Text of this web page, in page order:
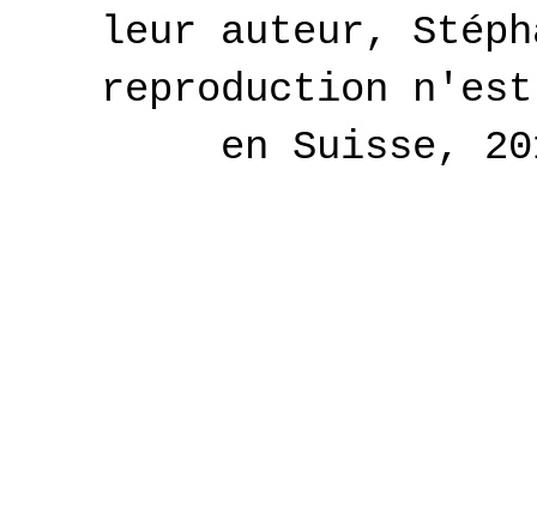
leur auteur,
reproduction
en Suisse,